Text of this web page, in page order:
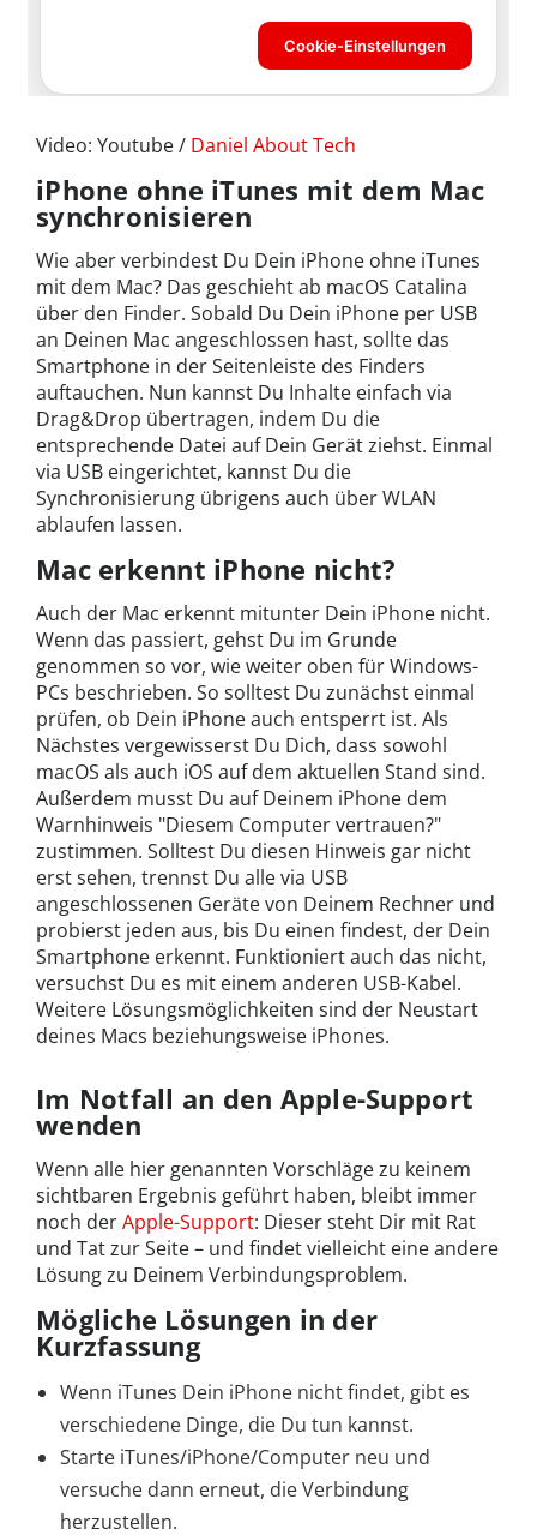
Video: Youtube / Daniel About Tech
iPhone ohne iTunes mit dem Mac
synchronisieren
Wie aber verbindest Du Dein iPhone ohne iTunes
mit dem Mac? Das geschieht ab macOS Catalina
über den Finder. Sobald Du Dein iPhone per USB
an Deinen Mac angeschlossen hast, sollte das
Smartphone in der Seitenleiste des Finders
auftauchen. Nun kannst Du Inhalte einfach via
Drag&Drop übertragen, indem Du die
entsprechende Datei auf Dein Gerät ziehst. Einmal
via USB eingerichtet, kannst Du die
Synchronisierung übrigens auch über WLAN
ablaufen lassen.
Mac erkennt iPhone nicht?
Auch der Mac erkennt mitunter Dein iPhone nicht.
Wenn das passiert, gehst Du im Grunde
genommen so vor, wie weiter oben für Windows-
PCs beschrieben. So solltest Du zunächst einmal
prüfen, ob Dein iPhone auch entsperrt ist. Als
Nächstes vergewisserst Du Dich, dass sowohl
macOS als auch iOS auf dem aktuellen Stand sind.
Außerdem musst Du auf Deinem iPhone dem
Warnhinweis "Diesem Computer vertrauen?"
zustimmen. Solltest Du diesen Hinweis gar nicht
erst sehen, trennst Du alle via USB
angeschlossenen Geräte von Deinem Rechner und
probierst jeden aus, bis Du einen findest, der Dein
Smartphone erkennt. Funktioniert auch das nicht,
versuchst Du es mit einem anderen USB-Kabel.
Weitere Lösungsmöglichkeiten sind der Neustart
deines Macs beziehungsweise iPhones.
Im Notfall an den Apple-Support
wenden
Wenn alle hier genannten Vorschläge zu keinem
sichtbaren Ergebnis geführt haben, bleibt immer
noch derApple-Support: Dieser steht Dir mit Rat
und Tat zur Seite – und findet vielleicht eine andere
Lösung zu Deinem Verbindungsproblem.
Mögliche Lösungen in der
Kurzfassung
Wenn iTunes Dein iPhone nicht findet, gibt es
verschiedene Dinge, die Du tun kannst.
Starte iTunes/iPhone/Computer neu und
versuche dann erneut, die Verbindung
herzustellen.